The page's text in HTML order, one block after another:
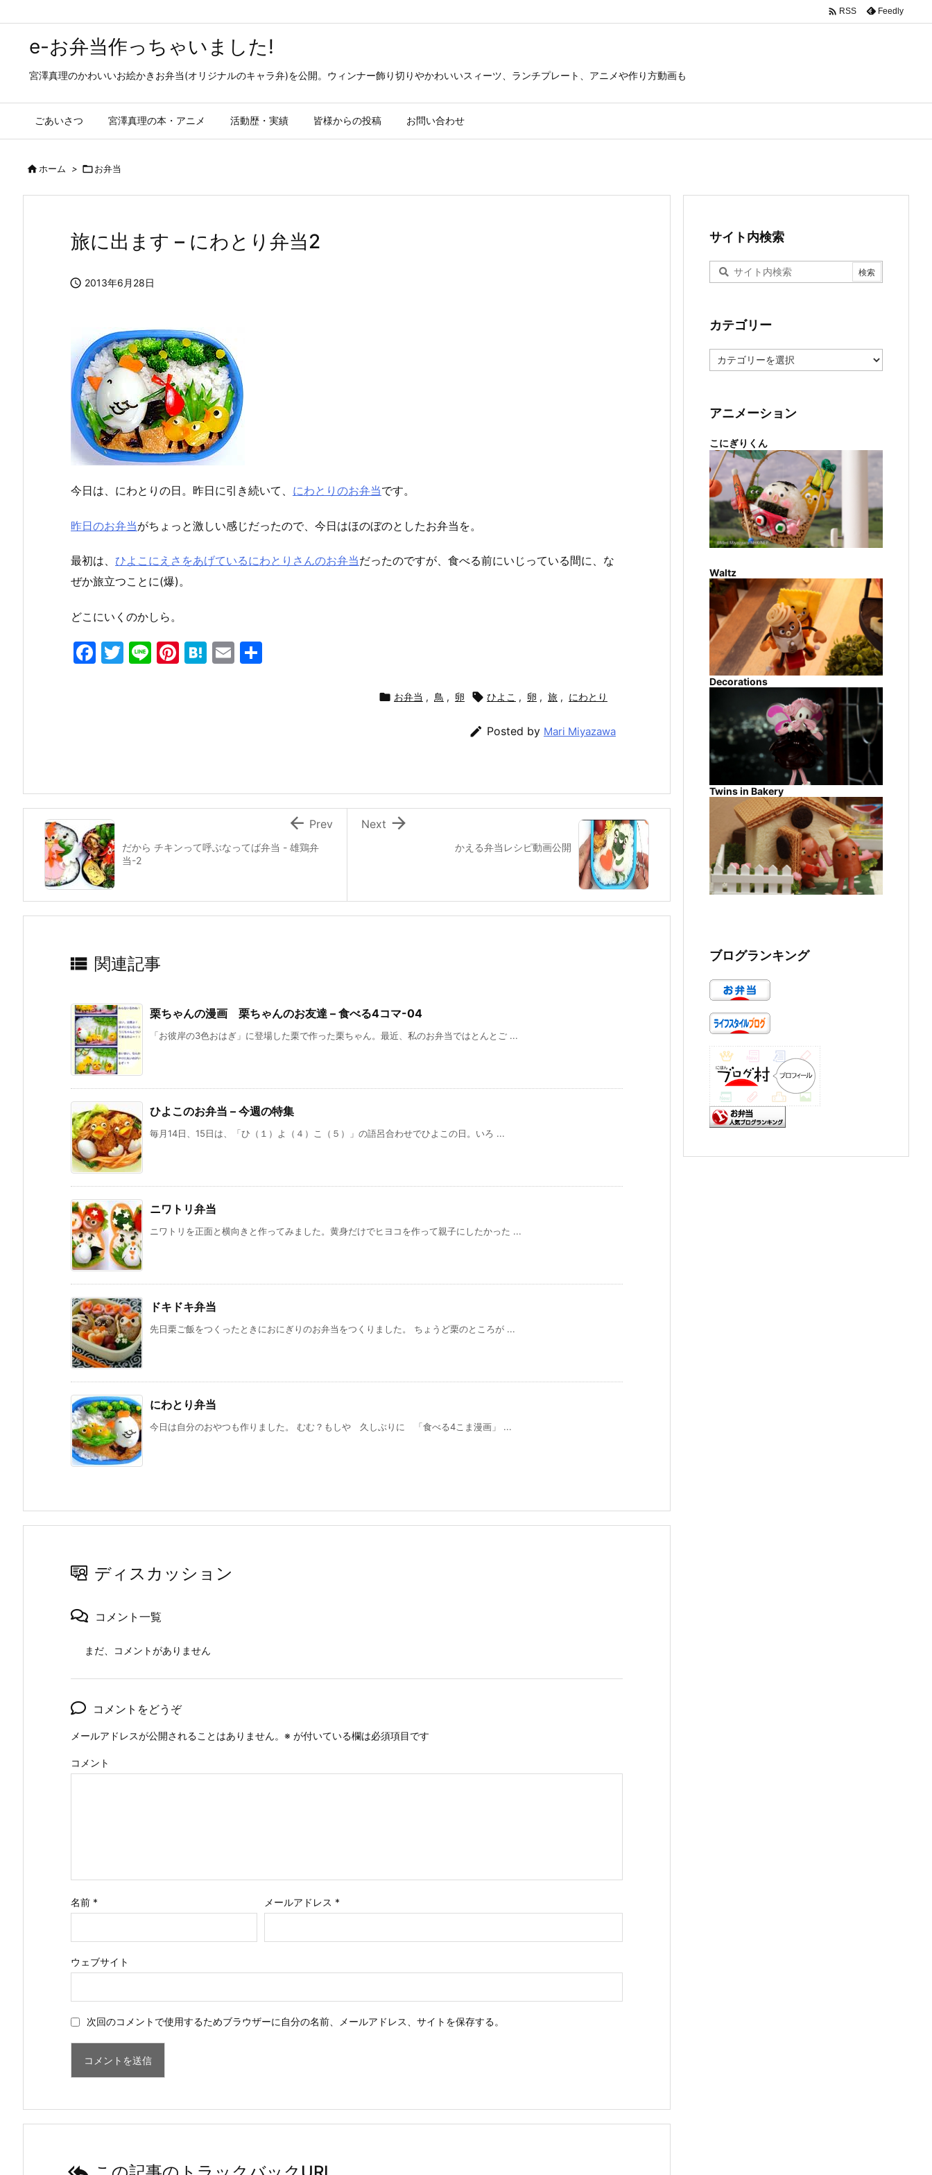
e-お弁当作っちゃいました!
宮澤真理のかわいいお絵かきお弁当(オリジナルのキャラ弁)を公開。ウィンナー飾り切りやかわいいスィーツ、ランチプレート、アニメや作り方動画も
ごあいさつ 宮澤真理の本・アニメ 活動歴・実績 皆様からの投稿 お問い合わせ
 RSS Feedly
ホーム > お弁当
旅に出ます – にわとり弁当2
 2013年6月28日
今日は、にわとりの日。昨日に引き続いて、 にわとりのお弁当です。
昨日のお弁当がちょっと激しい感じだったので、今日はほのぼのとしたお弁当を。
最初は、 ひよこにえさをあげているにわとりさんのお弁当だったのですが、食べる前にいじっている間に、な
ぜか旅立つことに(爆)。
どこにいくのかしら。
F
k
T
Li Pi H
E
 お弁当 , 鳥 , 卵  ひよこ , 卵 , 旅 , にわとり
 Posted by Mari Miyazawa
かえる弁当レシピ動画公開

Next
だから チキンって呼ぶなってば弁当 - 雄鶏弁
当-2
 Prev
 関連記事
栗ちゃんの漫画 栗ちゃんのお友達 – 食べる4コマ-04
「お彼岸の3色おはぎ」に登場した栗で作った栗ちゃん。最近、私のお弁当ではとんとご ...
ひよこのお弁当 – 今週の特集
毎月14日、15日は、「ひ（１）よ（４）こ（５）」の語呂合わせでひよこの日。いろ ...
ニワトリ弁当
ニワトリを正面と横向きと作ってみました。黄身だけでヒヨコを作って親子にしたかった ...
ドキドキ弁当
先日栗ご飯をつくったときにおにぎりのお弁当をつくりました。 ちょうど栗のところが ...
にわとり弁当
今日は自分のおやつも作りました。 むむ？もしや 久しぶりに 「食べる4こま漫画」 ...
ディスカッション
コメント一覧
まだ、コメントがありません
コメントをどうぞ
メールアドレスが公開されることはありません。 ※ が付いている欄は必須項目です
コメント
名前 * メールアドレス *
ウェブサイト
次回のコメントで使用するためブラウザーに自分の名前、メールアドレス、サイトを保存する。
サイト内検索
カテゴリー
テ
ー
アニメーション
こにぎりくん
Waltz
Decorations
Twins in Bakery
ブログランキング